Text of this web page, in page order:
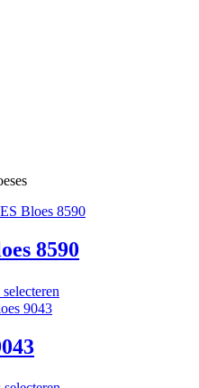
8590
product
optie